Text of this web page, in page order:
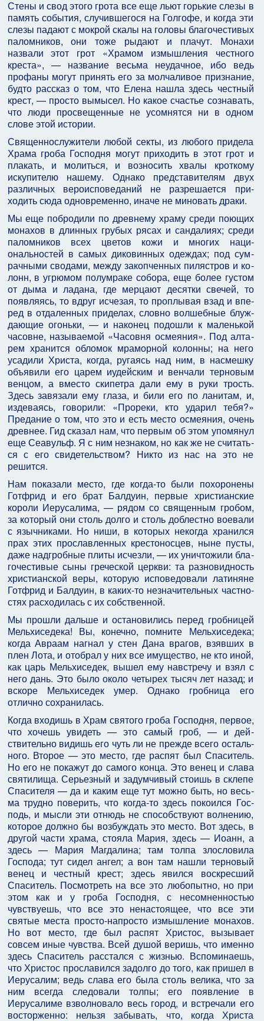
Стены и свод этого грота все еще льют горькие слезы в
память события, случившегося на Голгофе, и когда эти
слезы падают с мокрой скалы на головы благочестивых
паломников, они тоже рыдают и пла­чут. Монахи
назвали этот грот «Храмом измышления честного
креста», — название весьма неудачное, ибо ведь
профаны могут принять его за молчаливое при­знание,
будто рассказ о том, что Елена нашла здесь честный
крест, — просто вымысел. Но какое счастье сознавать,
что люди просвещенные не усомнятся ни в одном
слове этой истории.
Священнослужители любой секты, из любого при­дела
Храма гроба Господня могут приходить в этот грот и
плакать, и молиться, и возносить хвалы крот­кому
искупителю нашему. Однако представителям двух
различных вероисповеданий не разрешается при­
ходить сюда одновременно, иначе не миновать драки.
Мы еще побродили по древнему храму среди по­ющих
монахов в длинных грубых рясах и сандалиях; среди
паломников всех цветов кожи и многих наци­
ональностей в самых диковинных одеждах; под сум­
рачными сводами, между закопченных пилястров и ко­
лонн, в угрюмом полумраке собора, еще более густом
от дыма и ладана, где мерцают десятки свечей, то
появляясь, то вдруг исчезая, то проплывая взад и впе­
ред в отдаленных приделах, словно волшебные блуж­
дающие огоньки, — и наконец подошли к маленькой
часовне, называемой «Часовня осмеяния». Под алта­
рем хранится обломок мраморной колонны; на него
усадили Христа, когда, ругаясь над ним, в насмешку
объявили его царем иудейским и венчали терновым
венцом, а вместо скипетра дали ему в руки трость.
Здесь завязали ему глаза, и били его по ланитам, и,
издеваясь, говорили: «Прореки, кто ударил тебя?»
Предание о том, что это и есть место осмеяния, очень
древнее. Гид сказал нам, что первым об этом упомянул
еще Сеавульф. Я с ним незнаком, но как же не считать­
ся с его свидетельством? Никто из нас на это не
решится.
Нам показали место, где когда-то были похороне­ны
Готфрид и его брат Балдуин, первые христианские
короли Иерусалима, — рядом со священным гробом,
за который они столь долго и столь доблестно воевали
с язычниками. Но ниши, в которых некогда хранился
прах этих прославленных крестоносцев, ныне пусты,
даже надгробные плиты исчезли, — их уничтожили бла­
гочестивые сыны греческой церкви: та разновидность
христианской веры, которую исповедовали латиняне
Готфрид и Балдуин, в каких-то незначительных частно­
стях расходилась с их собственной.
Мы прошли дальше и остановились перед гроб­ницей
Мельхиседека! Вы, конечно, помните Мельхисе­дека;
когда Авраам нагнал у стен Дана врагов, взя­вших в
плен Лота, и отобрал у них все имущество, не кто иной,
как царь Мельхиседек, вышел ему навстречу и взял с
него дань. Это было около четырех тысяч лет назад; и
вскоре Мельхиседек умер. Однако гробница его
отлично сохранилась.
Когда входишь в Храм святого гроба Господня, первое,
что хочешь увидеть — это самый гроб, — и дей­
ствительно видишь его чуть ли не прежде всего осталь­
ного. Второе — это место, где распят был Спаситель.
Но его не покажут до самого конца. Это венец и слава
святилища. Серьезный и задумчивый стоишь в склепе
Спасителя — да и каким еще тут можно быть, но весь­
ма трудно поверить, что когда-то здесь покоился Гос­
подь, и мысли эти отнюдь не способствуют волнению,
которое должно бы возбуждать это место. Вот здесь, в
другой части храма, стояла Мария, здесь — Иоанн, а
здесь — Мария Магдалина; там толпа злословила
Господа; тут сидел ангел; а вон там нашли терновый
венец и честный крест; здесь явился воскресший
Спаси­тель. Посмотреть на все это любопытно, но при
этом как и у гроба Господня, с несомненностью
чувствуешь, что все это ненастоящее, что все эти
святые места просто-напросто измышление монахов.
Но вот место, где был распят Христос, вызывает
совсем иные чувст­ва. Всей душой веришь, что именно
здесь Спаситель расстался с жизнью. Вспоминаешь,
что Христос про­славился задолго до того, как пришел в
Иерусалим; ведь слава его была столь велика, что за
ним всегда следовали толпы; его появление в
Иерусалиме взвол­новало весь город, и встречали его
восторженно: нель­зя забывать, что, когда Христа